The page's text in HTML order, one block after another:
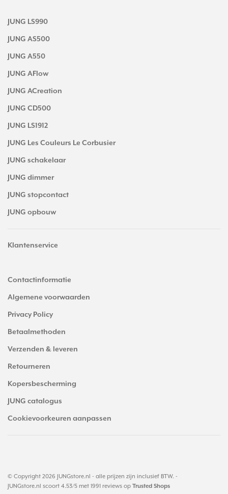
JUNG LS990
JUNG AS500
JUNG A550
JUNG AFlow
JUNG ACreation
JUNG CD500
JUNG LS1912
JUNG Les Couleurs Le Corbusier
JUNG schakelaar
JUNG dimmer
JUNG stopcontact
JUNG opbouw
Klantenservice
Contactinformatie
Algemene voorwaarden
Privacy Policy
Betaalmethoden
Verzenden & leveren
Retourneren
Kopersbescherming
JUNG catalogus
Cookievoorkeuren aanpassen
© Copyright 2026 JUNGstore.nl - alle prijzen zijn inclusief BTW. -
JUNGstore.nl scoort 4.53/5 met 1991 reviews op Trusted Shops